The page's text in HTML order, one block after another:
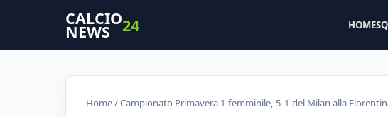
CALCIO
NEWS 24 HOME
Home/ Campionato Primavera 1 femminile, 5-1 del Milan alla